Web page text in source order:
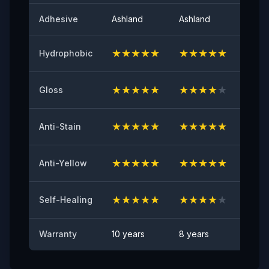
اللاصق الأولي
≤2
مقاومة البقع
لا توجد بقع مرئية
Adhesive Ashland Ashland
Hydrophobic ★★★★★ ★★★★★
Gloss ★★★★★ ★★★★★
Anti-Stain ★★★★★ ★★★★★
Anti-Yellow ★★★★★ ★★★★★
Self-Healing ★★★★★ ★★★★★
Warranty 10 years 8 years